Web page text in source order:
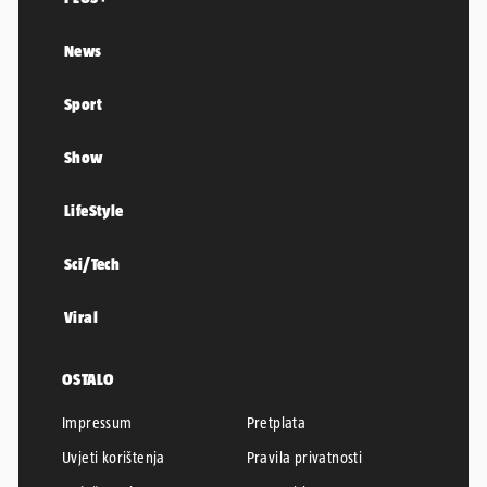
News
Sport
Show
LifeStyle
Sci/Tech
Viral
OSTALO
Impressum
Pretplata
Uvjeti korištenja
Pravila privatnosti